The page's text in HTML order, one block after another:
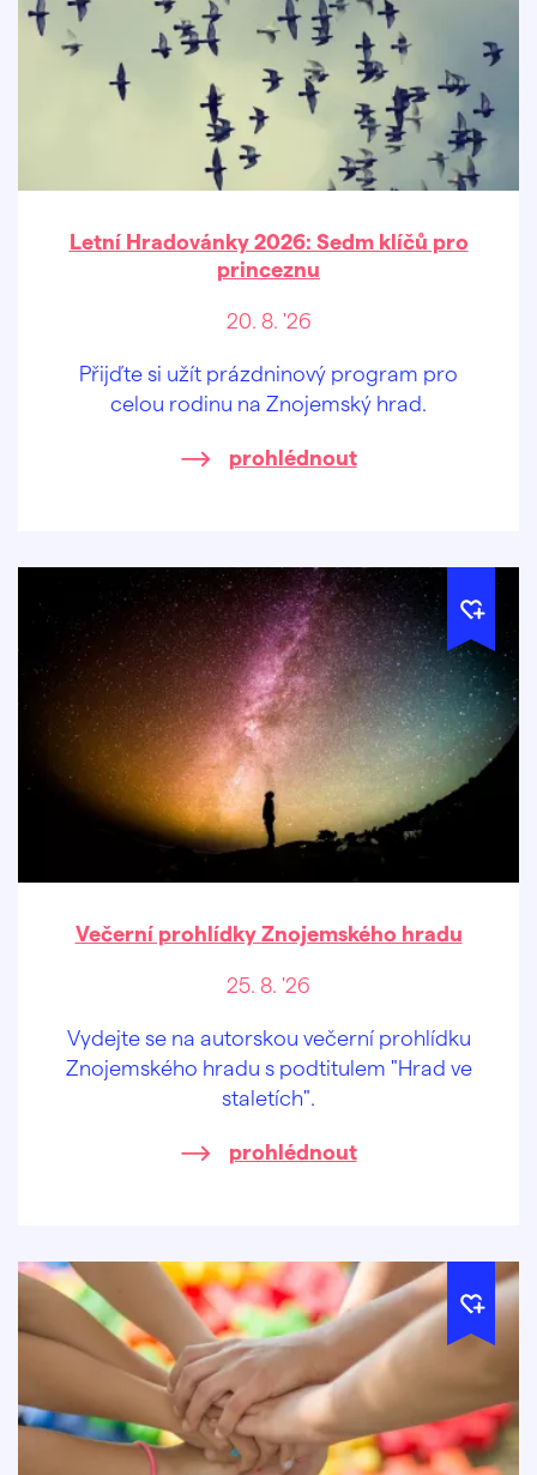
Letní Hradovánky 2026: Sedm klíčů pro
princeznu
20. 8. '26
Přijďte si užít prázdninový program pro
celou rodinu na Znojemský hrad.
prohlédnout
Večerní prohlídky Znojemského hradu
25. 8. '26
Vydejte se na autorskou večerní prohlídku
Znojemského hradu s podtitulem "Hrad ve
staletích".
prohlédnout